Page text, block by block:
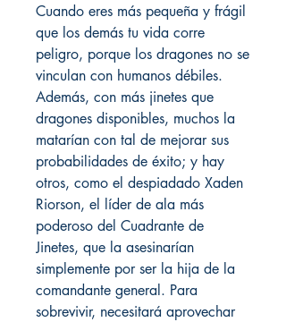
Cuando eres más pequeña y frágil
que los demás tu vida corre
peligro, porque los dragones no se
vinculan con humanos débiles.
Además, con más jinetes que
dragones disponibles, muchos la
matarían con tal de mejorar sus
probabilidades de éxito; y hay
otros, como el despiadado Xaden
Riorson, el líder de ala más
poderoso del Cuadrante de
Jinetes, que la asesinarían
simplemente por ser la hija de la
comandante general. Para
sobrevivir, necesitará aprovechar